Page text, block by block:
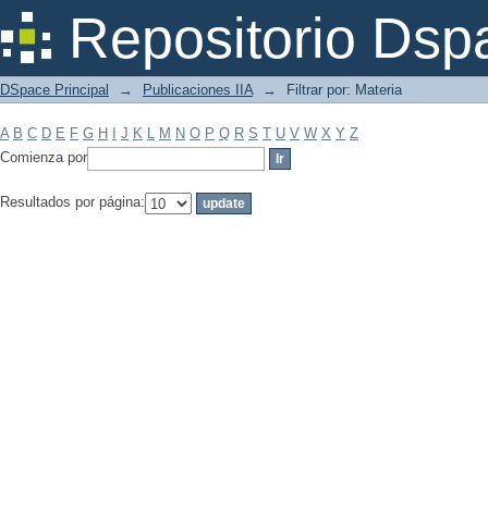
Repositorio
Filtrar por: Materia
DSpace Principal → Publicaciones IIA → Filtrar por: Materia
A B C D E F G H J K L M N O P Q R S T U V W X Y Z
Comienza por
Resultados por página: